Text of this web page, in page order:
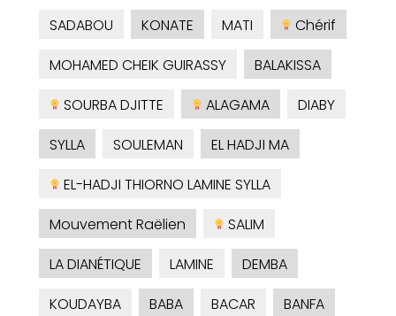
SADABOU
KONATE MATI
Chérif
MOHAMED CHEIK GUIRASSY
BALAKISSA
SOURBA DJITTE
ALAGAMA
DIABY
SYLLA
SOULEMAN
EL HADJI MA
EL-HADJI THIORNO LAMINE SYLLA
Mouvement Raëlien
SALIM
LA DIANÉTIQUE
LAMINE
DEMBA
KOUDAYBA
BABA BACAR
BANFA